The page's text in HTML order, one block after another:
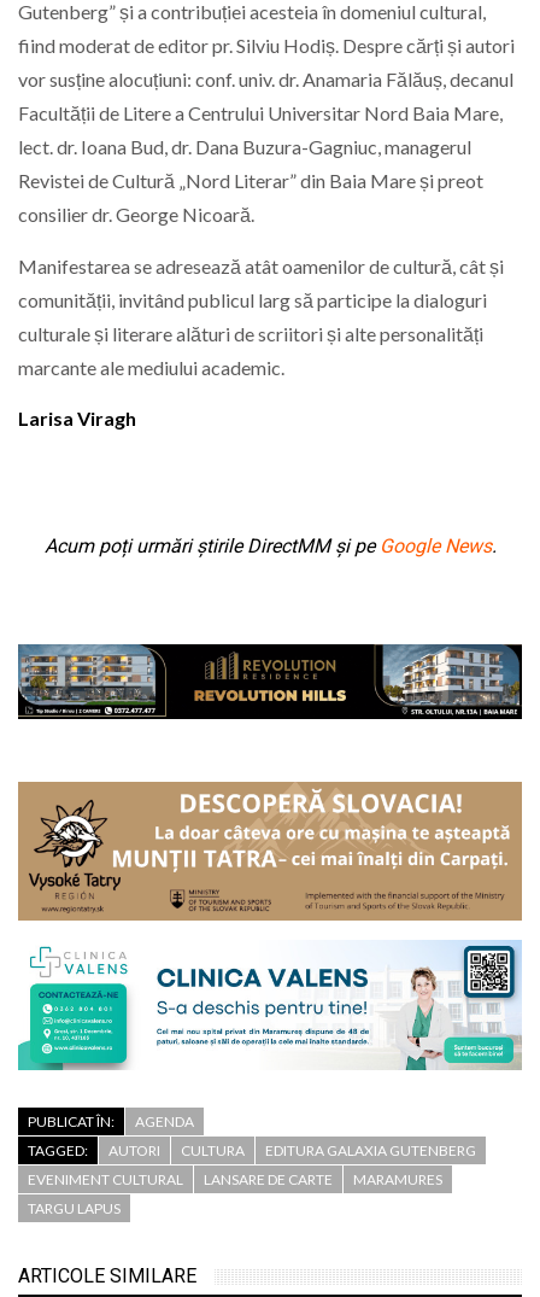
Gutenberg” și a contribuției acesteia în domeniul cultural,
fiind moderat de editor pr. Silviu Hodiș. Despre cărți și autori
vor susține alocuțiuni: conf. univ. dr. Anamaria Fălăuș, decanul
Facultății de Litere a Centrului Universitar Nord Baia Mare,
lect. dr. Ioana Bud, dr. Dana Buzura-Gagniuc, managerul
Revistei de Cultură „Nord Literar” din Baia Mare și preot
consilier dr. George Nicoară.
Manifestarea se adresează atât oamenilor de cultură, cât și
comunității, invitând publicul larg să participe la dialoguri
culturale și literare alături de scriitori și alte personalități
marcante ale mediului academic.
Larisa Viragh
Acum poți urmări știrile DirectMM și pe Google News.
PUBLICAT ÎN:
AGENDA
TAGGED:
AUTORI CULTURA
EDITURA GALAXIA GUTENBERG
EVENIMENT CULTURAL
LANSARE DE CARTE
MARAMURES
TARGU LAPUS
ARTICOLE SIMILARE